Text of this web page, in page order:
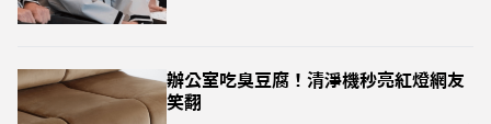
辦公室吃臭豆腐！清淨機秒亮紅燈網友
笑翻